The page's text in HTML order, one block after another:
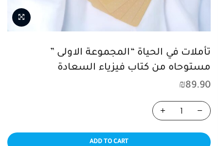
تأملات في الحياة “المجموعة الاولى ”
مستوحاه من كتاب فيزياء السعادة
₪89.90
ADD TO CART